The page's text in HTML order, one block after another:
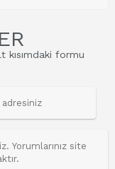
kısımdaki formu